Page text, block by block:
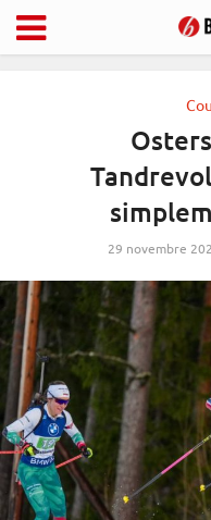
29 novembre